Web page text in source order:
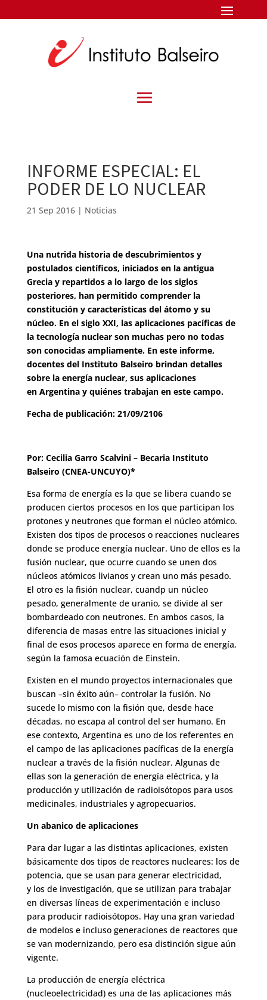
INFORME ESPECIAL: EL
PODER DE LO NUCLEAR
21 Sep 2016| Noticias
Una nutrida historia de descubrimientos y
postulados científicos, iniciados en la antigua
Grecia y repartidos a lo largo de los siglos
posteriores, han permitido comprender la
constitución y características del átomo y su
núcleo. En el siglo XXI, las aplicaciones pacíficas de
la tecnología nuclear son muchas pero no todas
son conocidas ampliamente. En este informe,
docentes del Instituto Balseiro brindan detalles
sobre la energía nuclear, sus aplicaciones
en Argentina y quiénes trabajan en este campo.
Fecha de publicación: 21/09/2106
Por: Cecilia Garro Scalvini – Becaria Instituto
Balseiro (CNEA-UNCUYO)*
Esa forma de energía es la que se libera cuando se
producen ciertos procesos en los que participan los
protones y neutrones que forman el núcleo atómico.
Existen dos tipos de procesos o reacciones nucleares
donde se produce energía nuclear. Uno de ellos es la
fusión nuclear, que ocurre cuando se unen dos
núcleos atómicos livianos y crean uno más pesado.
El otro es la fisión nuclear, cuandp un núcleo
pesado, generalmente de uranio, se divide al ser
bombardeado con neutrones. En ambos casos, la
diferencia de masas entre las situaciones inicial y
final de esos procesos aparece en forma de energía,
según la famosa ecuación de Einstein.
Existen en el mundo proyectos internacionales que
buscan –sin éxito aún– controlar la fusión. No
sucede lo mismo con la fisión que, desde hace
décadas, no escapa al control del ser humano. En
ese contexto, Argentina es uno de los referentes en
el campo de las aplicaciones pacíficas de la energía
nuclear a través de la fisión nuclear. Algunas de
ellas son la generación de energía eléctrica, y la
producción y utilización de radioisótopos para usos
medicinales, industriales y agropecuarios.
Un abanico de aplicaciones
Para dar lugar a las distintas aplicaciones, existen
básicamente dos tipos de reactores nucleares: los de
potencia, que se usan para generar electricidad,
y los de investigación, que se utilizan para trabajar
en diversas líneas de experimentación e incluso
para producir radioisótopos. Hay una gran variedad
de modelos e incluso generaciones de reactores que
se van modernizando, pero esa distinción sigue aún
vigente.
La producción de energía eléctrica
(nucleoelectricidad) es una de las aplicaciones más